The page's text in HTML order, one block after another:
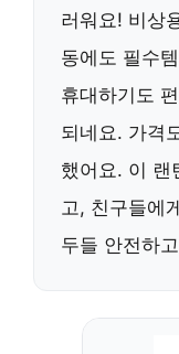
러워요! 비상
동에도 필수
휴대하기도
되네요. 가격
했어요. 이 랜
고, 친구들에
두들 안전하